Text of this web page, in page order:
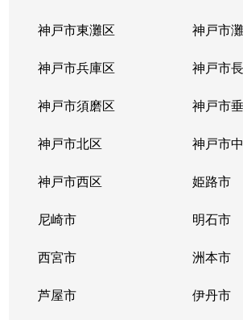
食満
1,500万円
猪
小中島
4,500万円
園
三反田町
2,600万円
立
潮江
4,700万円
尼
潮江
3,700万円
尼
潮江
5,400万円
尼
潮江
5,300万円
尼
潮江
4,300万円
尼
神戸市東灘区 神戸市
神戸市兵庫区 神戸市
神戸市須磨区 神戸市
神戸市北区 神戸市
神戸市西区 姫路市
尼崎市 明石市
西宮市 洲本市
芦屋市 伊丹市